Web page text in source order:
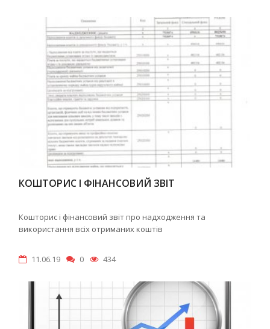
КОШТОРИС І ФІНАНСОВИЙ ЗВІТ
Кошторис і фінансовий звіт про надходження та
використання всіх отриманих коштів
11.06.19 0 434